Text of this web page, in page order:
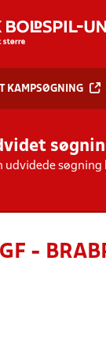
Hvad
HOLD
KAMPSØGNING
udvidede søgning
-